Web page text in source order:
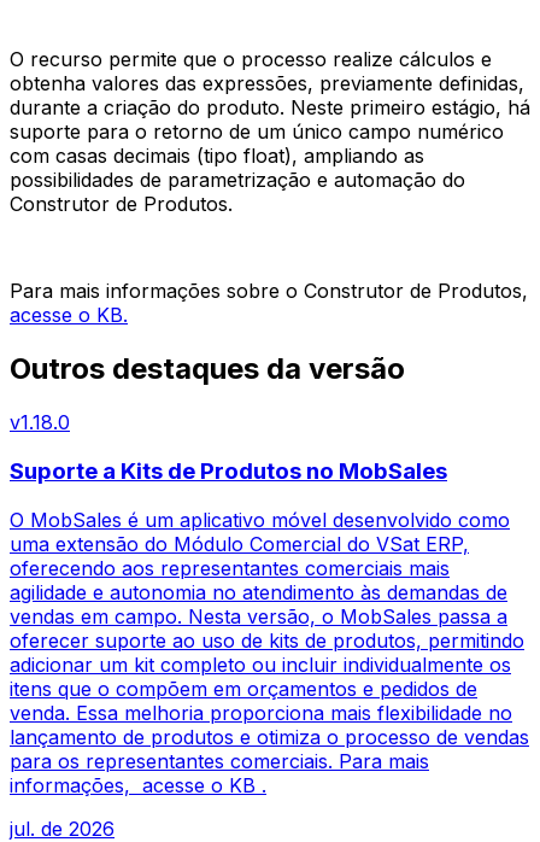
O recurso permite que o processo realize cálculos e
obtenha valores das expressões, previamente definidas,
durante a criação do produto. Neste primeiro estágio, há
suporte para o retorno de um único campo numérico
com casas decimais (tipo float), ampliando as
possibilidades de parametrização e automação do
Construtor de Produtos.
Para mais informações sobre o Construtor de Produtos,
acesse o KB.
Outros destaques da versão
v1.18.0
Suporte a Kits de Produtos no MobSales
O MobSales é um aplicativo móvel desenvolvido como
uma extensão do Módulo Comercial do VSat ERP,
oferecendo aos representantes comerciais mais
agilidade e autonomia no atendimento às demandas de
vendas em campo. Nesta versão, o MobSales passa a
oferecer suporte ao uso de kits de produtos, permitindo
adicionar um kit completo ou incluir individualmente os
itens que o compõem em orçamentos e pedidos de
venda. Essa melhoria proporciona mais flexibilidade no
lançamento de produtos e otimiza o processo de vendas
para os representantes comerciais. Para mais
informações, acesse o KB .
jul. de 2026